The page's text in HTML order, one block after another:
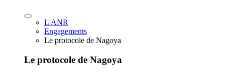
L'ANR
Engagements
Le protocole de Nagoya
Le protocole de Nagoya